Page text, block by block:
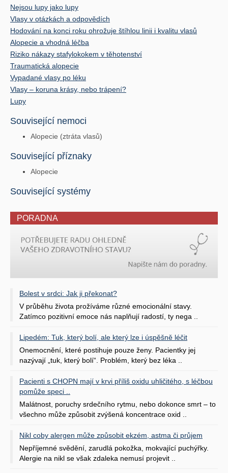
Nejsou lupy jako lupy
Vlasy v otázkách a odpovědích
Hodování na konci roku ohrožuje štíhlou linii i kvalitu vlasů
Alopecie a vhodná léčba
Riziko nákazy stafylokokem v těhotenství
Traumatická alopecie
Vypadané vlasy po léku
Vlasy – koruna krásy, nebo trápení?
Lupy
Související nemoci
Alopecie (ztráta vlasů)
Související příznaky
Alopecie
Související systémy
PORADNA
Bolest v srdci: Jak ji překonat?
V průběhu života prožíváme různé emocionální stavy.
Zatímco pozitivní emoce nás naplňují radostí, ty nega ..
Lipedém: Tuk, který bolí, ale který lze i úspěšně léčit
Onemocnění, které postihuje pouze ženy. Pacientky jej
nazývají „tuk, který bolí“. Problém, který bez léka ..
Pacienti s CHOPN mají v krvi příliš oxidu uhličitého, s léčbou
pomůže speci ..
Malátnost, poruchy srdečního rytmu, nebo dokonce smrt – to
všechno může způsobit zvýšená koncentrace oxid ..
Nikl coby alergen může způsobit ekzém, astma či průjem
Nepříjemné svědění, zarudlá pokožka, mokvající puchýřky.
Alergie na nikl se však zdaleka nemusí projevit ..